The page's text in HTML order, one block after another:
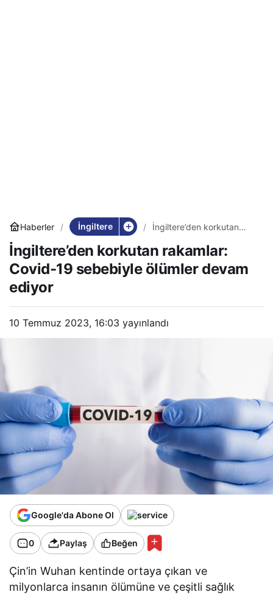
Haberler İngiltere
İngiltere’den korkutan
sebebiyle ölümler devam
ediyor
İngiltere’den korkutan rakamlar:
Covid-19 sebebiyle ölümler devam
ediyor
10 Temmuz 2023, 16:03 yayınlandı
Google'da Abone Ol
0 Paylaş Beğen
Çin’in Wuhan kentinde ortaya çıkan ve
milyonlarca insanın ölümüne ve çeşitli sağlık